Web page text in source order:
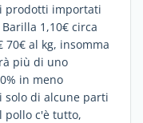
prodotti importati
1,10€ circa
al kg, insomma
più di uno
in meno
solo di alcune parti
pollo c'è tutto,